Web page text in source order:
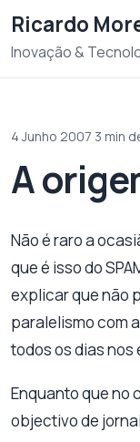
Ricardo
Inovação &
4 Junho 2007 3 min
A
Não é raro a
que é isso do
explicar que não
paralelismo com
todos os dias
Enquanto que no
objectivo de